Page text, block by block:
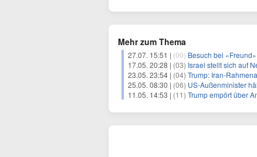
Mehr zum Thema
27.07. 15:51 | (00) Besuch bei
17.05. 20:28 | (03) Israel stellt sich auf
23.05. 23:54 | (04) Trump: Iran-
25.05. 08:30 | (06) US-Außenminister
11.05. 14:53 | (11) Trump empört über